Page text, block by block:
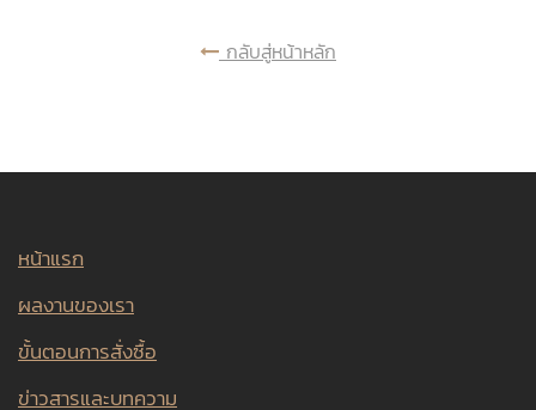
กลับสู่หน้าหลัก
หน้าแรก
ผลงานของเรา
ขั้นตอนการสั่งซื้อ
ข่าวสารและบทความ